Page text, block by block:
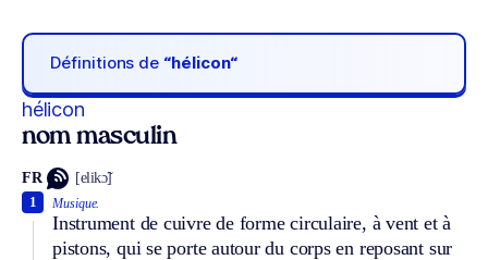
Définitions de “hélicon“
hélicon
nom masculin
FR [elikɔ̃]
Musique.
Instrument de cuivre de forme circulaire, à vent et à
pistons, qui se porte autour du corps en reposant sur
1